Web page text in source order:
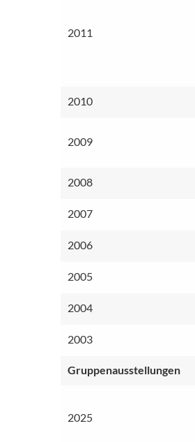
2011
2010
2009
2008
2007
2006
2005
2004
2003
Gruppen­ausstel­lungen
2025